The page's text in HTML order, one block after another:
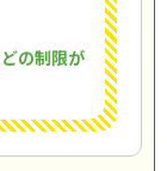
の制限が